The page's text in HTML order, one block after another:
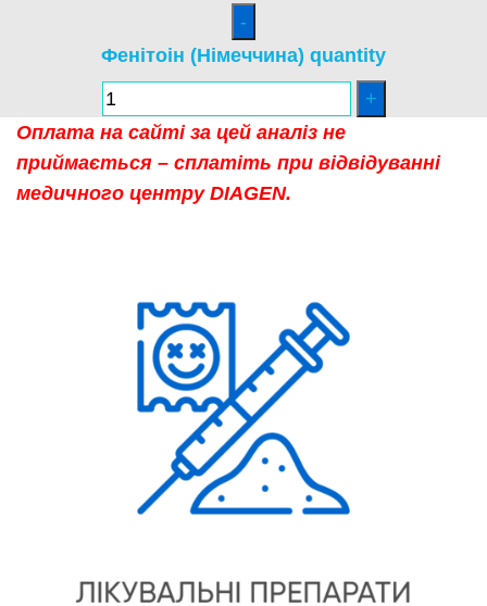
Фенітоін (Німеччина) quantity
Оплата на сайті за цей аналіз не
приймається – сплатіть при відвідуванні
медичного центру DIAGEN.